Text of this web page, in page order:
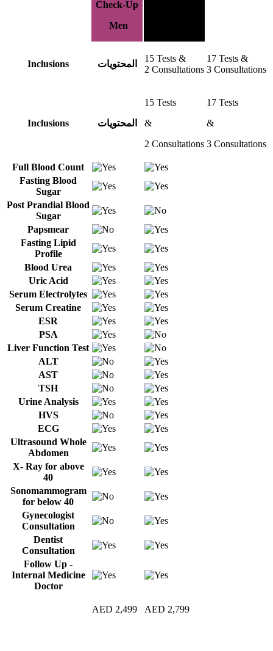
Check-Up
Men
Inclusions المحتويات
15 Tests &
2 Consultations
17 Tests &
3 Consultations
Inclusions المحتويات
15 Tests
&
2 Consultations
17 Tests
&
3 Consultations
Full Blood Count
Fasting Blood
Sugar
Post Prandial Blood
Sugar
Papsmear
Fasting Lipid
Profile
Blood Urea
Uric Acid
Serum Electrolytes
Serum Creatine
ESR
PSA
Liver Function Test
ALT
AST
TSH
Urine Analysis
HVS
ECG
Ultrasound Whole
Abdomen
X- Ray for above
40
Sonomammogram
for below 40
Gynecologist
Consultation
Dentist
Consultation
Follow Up -
Internal Medicine
Doctor
AED 2,499 AED 2,799